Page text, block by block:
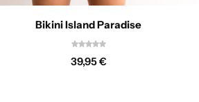
Bikini Island Paradise
39,95€